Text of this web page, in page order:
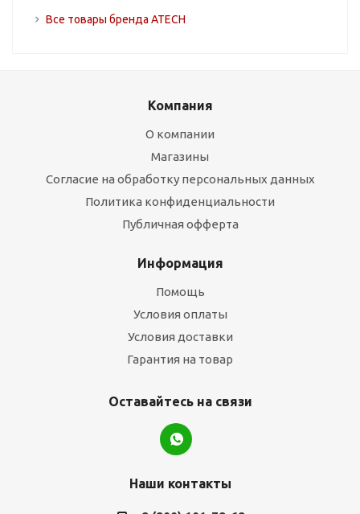
Все товары бренда ATECH
Компания
О компании
Магазины
Согласие на обработку персональных данных
Политика конфиденциальности
Публичная офферта
Информация
Помощь
Условия оплаты
Условия доставки
Гарантия на товар
Оставайтесь на связи
Наши контакты